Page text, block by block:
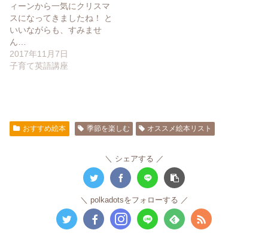
ィーンから一気にクリスマ
スになってきましたね！ と
いいながらも、すみませ
ん…
2017年11月7日
子育て英語講座
おすすめ絵本 季節を楽しむ オススメ絵本リスト
シェアする
polkadotsをフォローする